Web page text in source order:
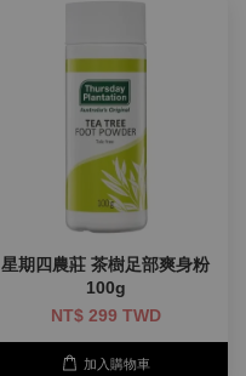
星期四農莊 茶樹足部爽身粉
100g
NT$ 299 TWD
加入購物車